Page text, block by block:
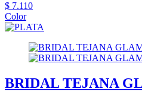
$ 7.110
Color
BRIDAL TEJANA